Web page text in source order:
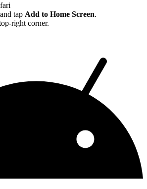
tap Add to Home Screen.
right corner.